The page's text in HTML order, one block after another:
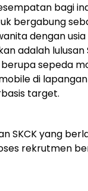
bagi
bergabung
dengan
adalah
sepeda
di
target.
SKCK yang
rekrutmen